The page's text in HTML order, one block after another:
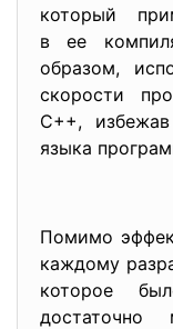
который
в ее
образом,
скорости
C++,
языка
Помимо
каждому
которое